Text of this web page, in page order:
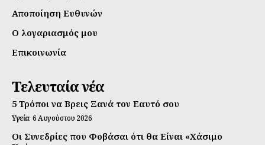
Αποποίηση Ευθυνών
Ο λογαριασμός μου
Επικοινωνία
Τελευταία νέα
5 Τρόποι να Βρεις Ξανά τον Εαυτό σου
Υγεία 6 Αυγούστου 2026
Οι Συνεδρίες που Φοβάσαι ότι θα Είναι «Χάσιμο